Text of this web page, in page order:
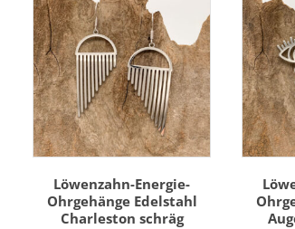
Löwenzahn-Energie-
Ohrgehänge Edelstahl
Charleston schräg